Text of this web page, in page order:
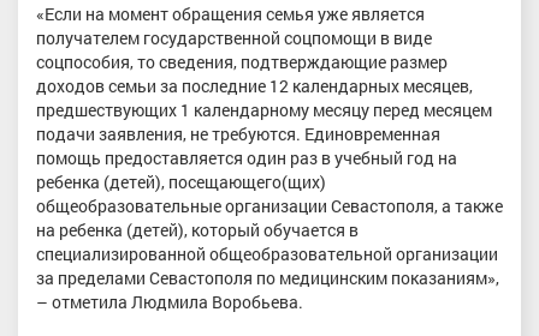
«Если на момент обращения семья уже является
получателем государственной соцпомощи в виде
соцпособия, то сведения, подтверждающие размер
доходов семьи за последние 12 календарных месяцев,
предшествующих 1 календарному месяцу перед месяцем
подачи заявления, не требуются. Единовременная
помощь предоставляется один раз в учебный год на
ребенка (детей), посещающего(щих)
общеобразовательные организации Севастополя, а также
на ребенка (детей), который обучается в
специализированной общеобразовательной организации
за пределами Севастополя по медицинским показаниям»,
– отметила Людмила Воробьева.